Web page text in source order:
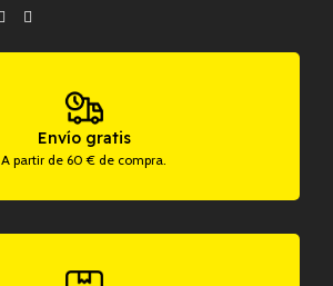
Envío gratis
A partir de 60 € de compra.